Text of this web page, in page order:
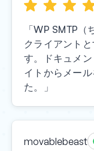
「WP SMTP
クライアント
す。ドキュメ
イトからメー
た。」
movablebeast